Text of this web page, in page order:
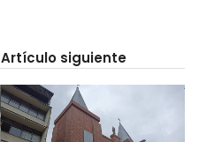
Artículo siguiente